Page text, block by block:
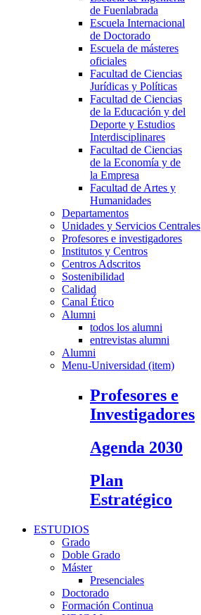
de Fuenlabrada
Escuela Internacional
de Doctorado
Escuela de másteres
oficiales
Facultad de Ciencias
Jurídicas y Políticas
Facultad de Ciencias
de la Educación y del
Deporte y Estudios
Interdisciplinares
Facultad de Ciencias
de la Economía y de
la Empresa
Facultad de Artes y
Humanidades
Departamentos
Unidades y Servicios Centrales
Profesores e investigadores
Institutos y Centros
Centros Adscritos
Sostenibilidad
Calidad
Canal Ético
Alumni
todos los alumni
entrevistas alumni
Alumni
Menu-Universidad (item)
Profesores e
Investigadores
Agenda 2030
Plan
Estratégico
ESTUDIOS
Grado
Doble Grado
Máster
Presenciales
Doctorado
Formación Continua